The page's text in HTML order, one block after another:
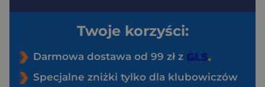
Twoje korzyści:
Darmowa dostawa od 99 zł z
Specjalne zniżki tylko dla klubowiczów